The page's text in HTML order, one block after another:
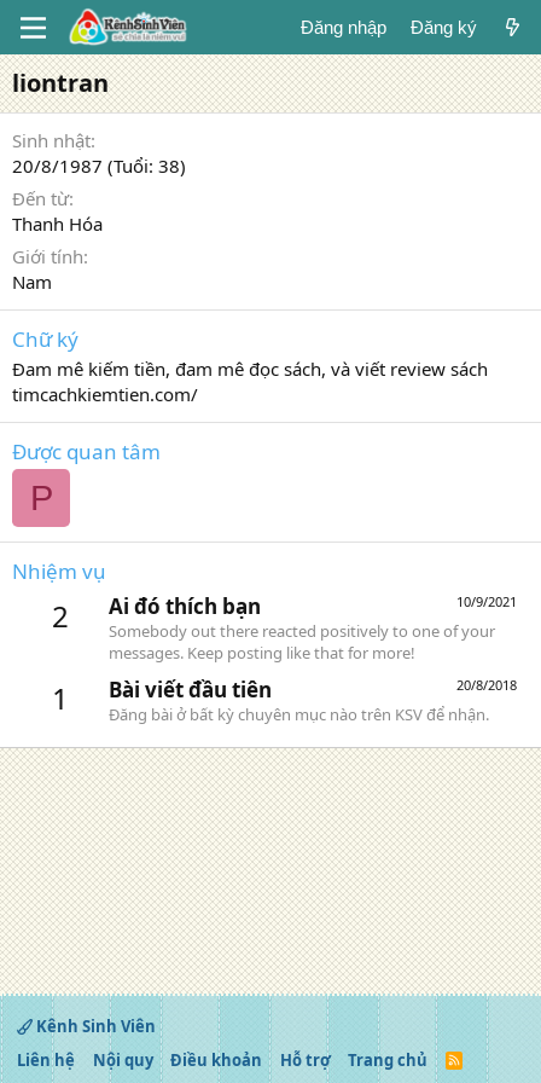
Đăng nhập Đăng ký
liontran
Sinh nhật
20/8/1987 (Tuổi: 38)
Đến từ
Thanh Hóa
Giới tính
Nam
Chữ ký
Đam mê kiếm tiền, đam mê đọc sách, và viết review sách
timcachkiemtien.com/
Được quan tâm
P
Nhiệm vụ
2 10/9/2021
Ai đó thích bạn
Somebody out there reacted positively to one of your
messages. Keep posting like that for more!
1 20/8/2018
Bài viết đầu tiên
Đăng bài ở bất kỳ chuyên mục nào trên KSV để nhận.
Kênh Sinh Viên
Liên hệ
Nội quy Điều khoản Hỗ trợ Trang chủ
R